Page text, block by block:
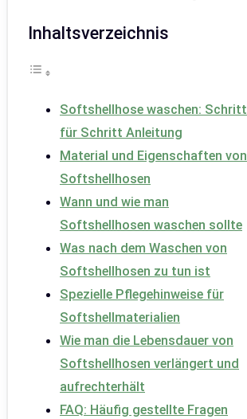
Inhaltsverzeichnis
Softshellhose waschen: Schritt
für Schritt Anleitung
Material und Eigenschaften von
Softshellhosen
Wann und wie man
Softshellhosen waschen sollte
Was nach dem Waschen von
Softshellhosen zu tun ist
Spezielle Pflegehinweise für
Softshellmaterialien
Wie man die Lebensdauer von
Softshellhosen verlängert und
aufrechterhält
FAQ: Häufig gestellte Fragen